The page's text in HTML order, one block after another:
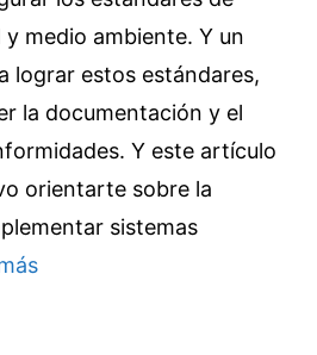
medio ambiente. Y un
lograr estos estándares,
la documentación y el
Y este artículo
orientarte sobre la
sistemas